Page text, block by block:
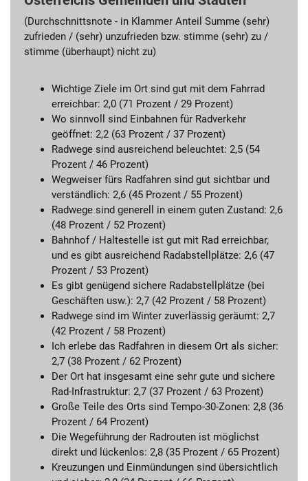
(Durchschnittsnote - in Klammer Anteil Summe (sehr)
zufrieden / (sehr) unzufrieden bzw. stimme (sehr) zu /
stimme (überhaupt) nicht zu)
Wichtige Ziele im Ort sind gut mit dem Fahrrad
erreichbar: 2,0 (71 Prozent / 29 Prozent)
Wo sinnvoll sind Einbahnen für Radverkehr
geöffnet: 2,2 (63 Prozent / 37 Prozent)
Radwege sind ausreichend beleuchtet: 2,5 (54
Prozent / 46 Prozent)
Wegweiser fürs Radfahren sind gut sichtbar und
verständlich: 2,6 (45 Prozent / 55 Prozent)
Radwege sind generell in einem guten Zustand: 2,6
(48 Prozent / 52 Prozent)
Bahnhof / Haltestelle ist gut mit Rad erreichbar,
und es gibt ausreichend Radabstellplätze: 2,6 (47
Prozent / 53 Prozent)
Es gibt genügend sichere Radabstellplätze (bei
Geschäften usw.): 2,7 (42 Prozent / 58 Prozent)
Radwege sind im Winter zuverlässig geräumt: 2,7
(42 Prozent / 58 Prozent)
Ich erlebe das Radfahren in diesem Ort als sicher:
2,7 (38 Prozent / 62 Prozent)
Der Ort hat insgesamt eine sehr gute und sichere
Rad-Infrastruktur: 2,7 (37 Prozent / 63 Prozent)
Große Teile des Orts sind Tempo-30-Zonen: 2,8 (36
Prozent / 64 Prozent)
Die Wegeführung der Radrouten ist möglichst
direkt und lückenlos: 2,8 (35 Prozent / 65 Prozent)
Kreuzungen und Einmündungen sind übersichtlich